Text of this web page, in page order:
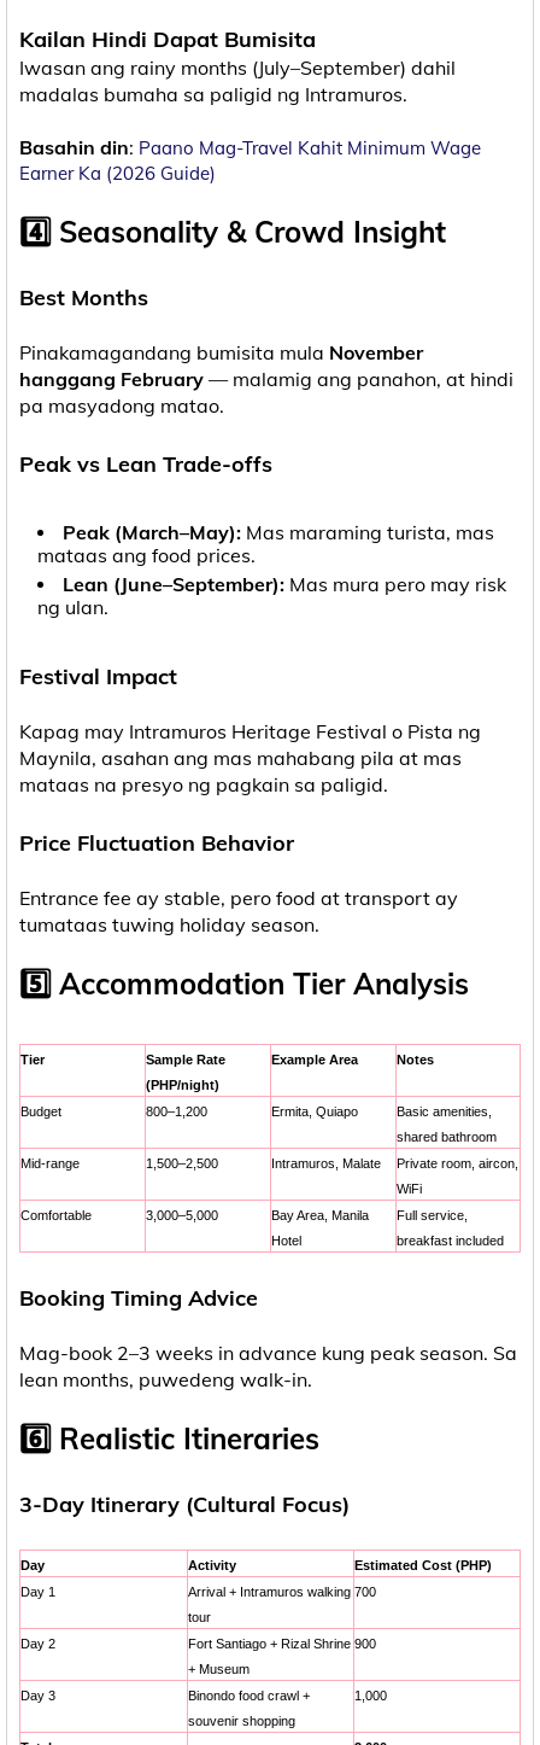
Kailan Hindi Dapat Bumisita
Iwasan ang rainy months (July–September) dahil
madalas bumaha sa paligid ng Intramuros.
Basahin din: Paano Mag-Travel Kahit Minimum Wage
Earner Ka (2026 Guide)
4️⃣ Seasonality & Crowd Insight
Best Months
Pinakamagandang bumisita mula November
hanggang February — malamig ang panahon, at hindi
pa masyadong matao.
Peak vs Lean Trade-offs
Peak (March–May): Mas maraming turista, mas
mataas ang food prices.
Lean (June–September): Mas mura pero may risk
ng ulan.
Festival Impact
Kapag may Intramuros Heritage Festival o Pista ng
Maynila, asahan ang mas mahabang pila at mas
mataas na presyo ng pagkain sa paligid.
Price Fluctuation Behavior
Entrance fee ay stable, pero food at transport ay
tumataas tuwing holiday season.
5️⃣ Accommodation Tier Analysis
Tier
Sample Rate
(PHP/night)
Example Area Notes
Budget 800–1,200 Ermita, Quiapo
Basic amenities,
shared bathroom
Mid-range
1,500–2,500 Intramuros, Malate
Private room, aircon,
WiFi
Comfortable
3,000–5,000
Bay Area, Manila
Hotel
Full service,
breakfast included
Booking Timing Advice
Mag-book 2–3 weeks in advance kung peak season. Sa
lean months, puwedeng walk-in.
6️⃣ Realistic Itineraries
3-Day Itinerary (Cultural Focus)
Day Activity
Estimated Cost (PHP)
Day 1
Arrival + Intramuros walking
tour
700
Day 2
Fort Santiago + Rizal Shrine
+ Museum
900
Day 3
Binondo food crawl +
souvenir shopping
1,000